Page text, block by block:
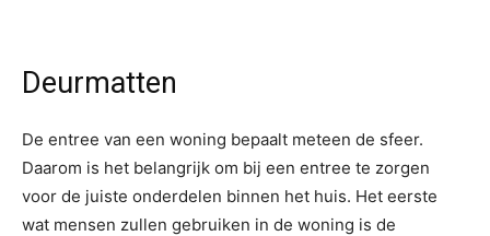
Deurmatten
De entree van een woning bepaalt meteen de sfeer.
Daarom is het belangrijk om bij een entree te zorgen
voor de juiste onderdelen binnen het huis. Het eerste
wat mensen zullen gebruiken in de woning is de